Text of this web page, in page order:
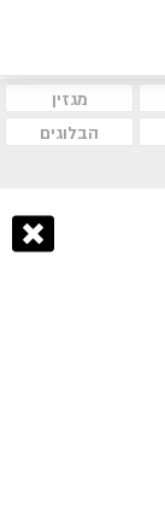
מגזין
הבלוגים